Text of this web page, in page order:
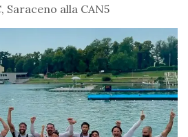
Saraceno alla CAN5